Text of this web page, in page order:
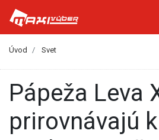
Úvod Svet
Pápeža Leva XIV.
prirovnávajú